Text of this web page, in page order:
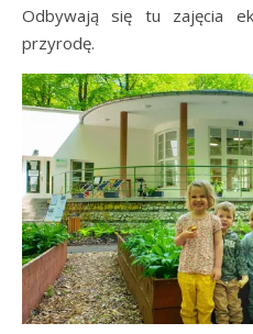
Odbywają się tu zajęcia
przyrodę.